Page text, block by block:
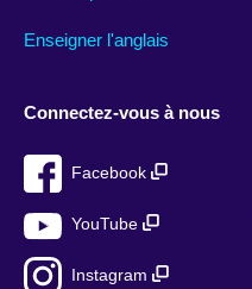
Enseigner l'anglais
Connectez-vous à nous
Facebook
YouTube
Instagram